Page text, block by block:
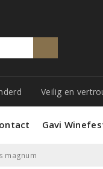
Veilig en
Gavi
magnum